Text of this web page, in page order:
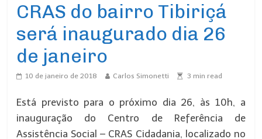
CRAS do bairro Tibiriçá
será inaugurado dia 26
de janeiro
10 de janeiro de 2018 Carlos Simonetti 3 min read
Está previsto para o próximo dia 26, às 10h, a
inauguração do Centro de Referência de
Assistência Social – CRAS Cidadania, localizado no